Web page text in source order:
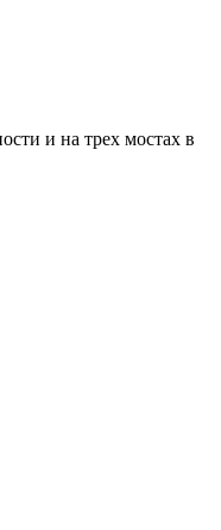
и на трех мостах в